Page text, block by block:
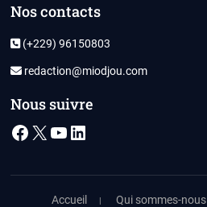
Nos contacts
(+229) 96150803
redaction@miodjou.com
Nous suivre
Facebook
X YouTube
LinkedIn
Accueil Qui sommes-nous